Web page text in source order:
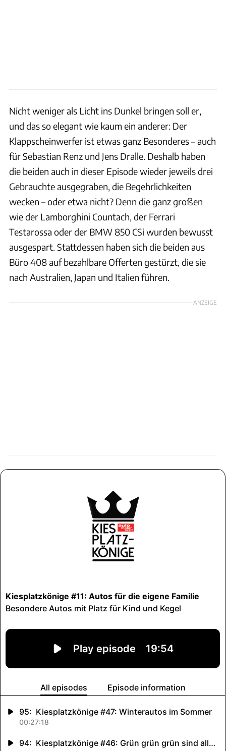
Nicht weniger als Licht ins Dunkel bringen soll er,
und das so elegant wie kaum ein anderer: Der
Klappscheinwerfer ist etwas ganz Besonderes – auch
für Sebastian Renz und Jens Dralle. Deshalb haben
die beiden auch in dieser Episode wieder jeweils drei
Gebrauchte ausgegraben, die Begehrlichkeiten
wecken – oder etwa nicht? Denn die ganz großen
wie der Lamborghini Countach, der Ferrari
Testarossa oder der BMW 850 CSi wurden bewusst
ausgespart. Stattdessen haben sich die beiden aus
Büro 408 auf bezahlbare Offerten gestürzt, die sie
nach Australien, Japan und Italien führen.
ANZEIGE